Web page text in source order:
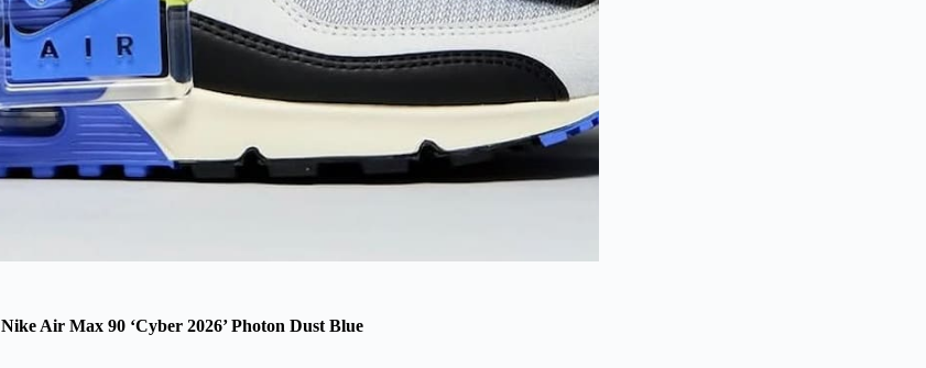
Nike Air Max 90 ‘Cyber 2026’ Photon Dust Blue